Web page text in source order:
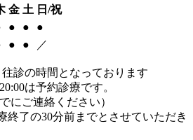
金 土 日/祝
● ●
●
● ● ／
診の時間となっております
は予約診療です。
にご連絡ください）
了の30分前までとさせていただき